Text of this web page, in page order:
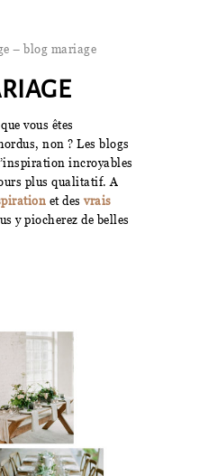
– blog mariage
vous êtes
non ? Les blogs
incroyables
plus qualitatif. A
et des vrais
y piocherez de belles